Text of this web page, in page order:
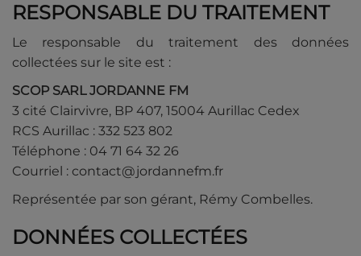
RESPONSABLE DU TRAITEMENT
Le responsable du traitement des données
collectées sur le site est :
SCOP SARL JORDANNE FM
3 cité Clairvivre, BP 407, 15004 Aurillac Cedex
RCS Aurillac : 332 523 802
Téléphone : 04 71 64 32 26
Courriel : contact@jordannefm.fr
Représentée par son gérant, Rémy Combelles.
DONNÉES COLLECTÉES